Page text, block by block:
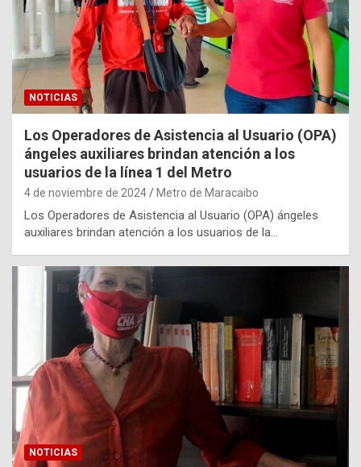
NOTICIAS
Los Operadores de Asistencia al Usuario (OPA)
ángeles auxiliares brindan atención a los
usuarios de la línea 1 del Metro
4 de noviembre de 2024 Metro de Maracaibo
Los Operadores de Asistencia al Usuario (OPA) ángeles
auxiliares brindan atención a los usuarios de la…
NOTICIAS